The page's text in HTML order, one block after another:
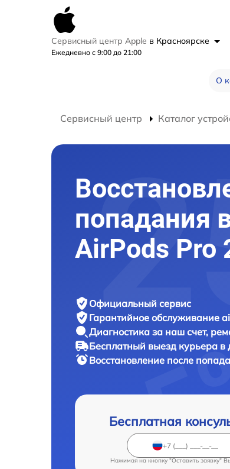
Сервисный центр Apple в Красноярске
Ежедневно с 9:00 до 21:00
О
Сервисный центр Каталог
попадания
AirPods Pro
Официальный сервис
Гарантийное обслуживание
Диагностика за наш счет,
Бесплатный выезд курьера в
Восстановление после
Бесплатная
Нажимая на кнопку "Оставить заявку"